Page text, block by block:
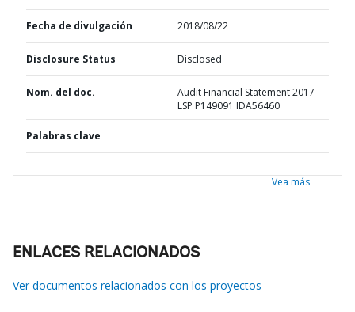
Fecha de divulgación 2018/08/22
Disclosure Status Disclosed
Nom. del doc.
Audit Financial Statement 2017
LSP P149091 IDA56460
Palabras clave
Vea más
ENLACES RELACIONADOS
Ver documentos relacionados con los proyectos